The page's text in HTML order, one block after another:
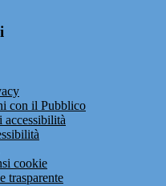
con il Pubblico
accessibilità
cookie
trasparente